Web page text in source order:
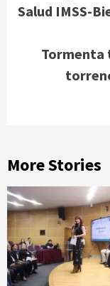
Salud IMSS-
Tormenta
More Stories